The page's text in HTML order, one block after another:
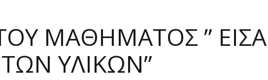
ΜΑΘΗΜΑΤΟΣ ”
ΥΛΙΚΩΝ”